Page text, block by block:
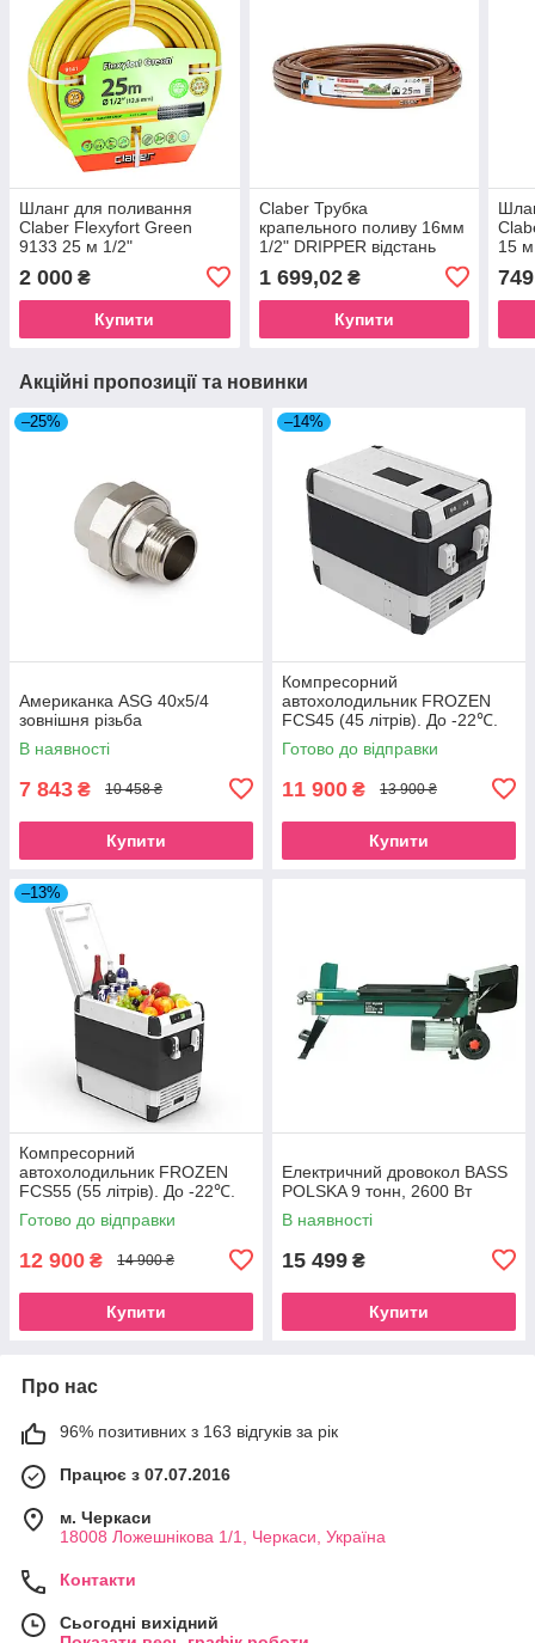
Шланг для поливання
Claber Flexyfort Green
9133 25 м 1/2"
2 000 ₴
Купити
Claber Трубка
крапельного поливу 16мм
1/2" DRIPPER відстань
1 699,02₴
Купити
15
Акційні пропозиції та новинки
–25%
Американка ASG 40x5/4
зовнішня різьба
В наявності
7 843 ₴ 10 458 ₴
Купити
–14%
Компресорний
автохолодильник FROZEN
FCS45 (45 літрів). До -22℃.
Живлення 12, 24, 220 вольт
Готово до відправки
11 900 ₴ 13 900 ₴
Купити
–13%
Компресорний
автохолодильник FROZEN
FCS55 (55 літрів). До -22℃.
Живлення 12, 24, 220 вольт
Готово до відправки
12 900 ₴ 14 900 ₴
Купити
Електричний дровокол BASS
POLSKA 9 тонн, 2600 Вт
В наявності
15 499 ₴
Купити
Про нас
96% позитивних з 163 відгуків за рік
Працює з 07.07.2016
м. Черкаси
18008 Ложешнікова 1/1, Черкаси, Україна
Контакти
Сьогодні вихідний